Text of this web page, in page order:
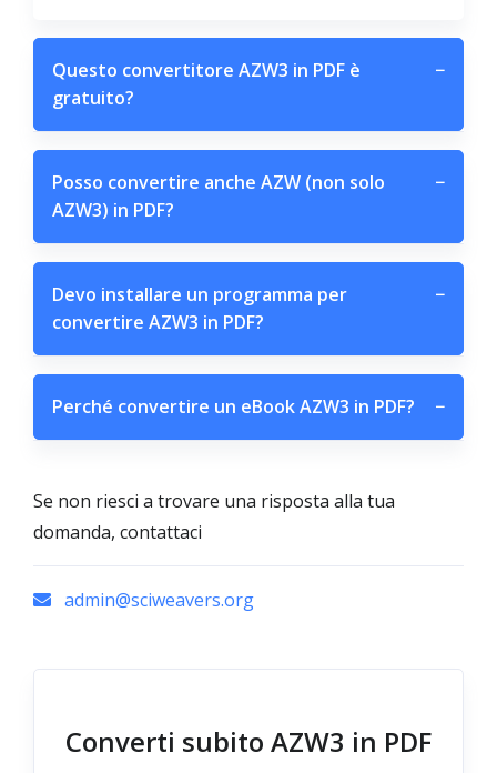
Questo convertitore AZW3 in PDF è
gratuito?
−
Posso convertire anche AZW (non solo
AZW3) in PDF?
−
Devo installare un programma per
convertire AZW3 in PDF?
−
Perché convertire un eBook AZW3 in PDF? −
Se non riesci a trovare una risposta alla tua
domanda, contattaci
admin@sciweavers.org
Converti subito AZW3 in PDF